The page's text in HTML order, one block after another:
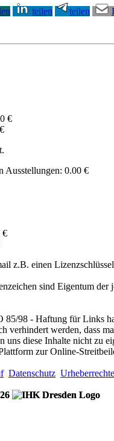
teilen teilen
€
Ausstellungen: 0.00 €
€
z.B. einen
sind Eigentum
98 - Haftung für Links
verhindert werden, dass
uns diese Inhalte nicht
zur Online-
Datenschutz Urheberrechte